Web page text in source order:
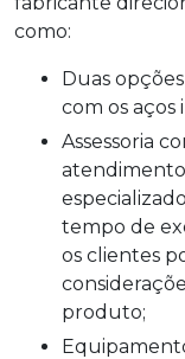
como:
Duas opções de aço inox: a CJD-INOX trabalha
com os aços
Assessoria completa em todas as etapas do
tempo de
os clientes
produto;
Equipamentos tecnológicos: a linha de